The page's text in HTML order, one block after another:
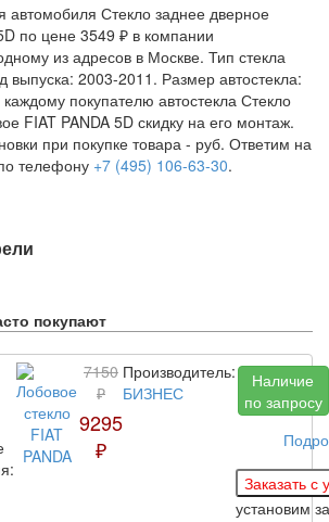
автомобиля Стекло заднее дверное
по цене 3549 ₽ в компании
из адресов в Москве. Тип стекла
выпуска: 2003-2011. Размер автостекла:
покупателю автостекла Стекло
FIAT PANDA 5D скидку на его монтаж.
при покупке товара - руб. Ответим на
телефону +7 (495) 106-63-30.
покупают
7150
₽
9295
₽
Производитель:
БИЗНЕС
Наличие
по запросу
установим